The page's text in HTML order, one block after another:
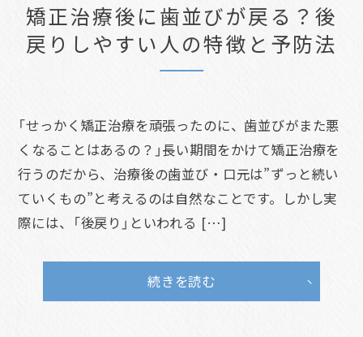
矯正治療後に歯並びが戻る？後
戻りしやすい人の特徴と予防法
「せっかく矯正治療を頑張ったのに、歯並びがまた悪
くなることはあるの？」長い期間をかけて矯正治療を
行うのだから、治療後の歯並び・口元は”ずっと続い
ていくもの”と考えるのは自然なことです。しかし実
際には、「後戻り」といわれる […]
続きを読む